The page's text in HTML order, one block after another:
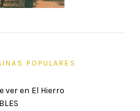
POPULARES
ver en El Hierro